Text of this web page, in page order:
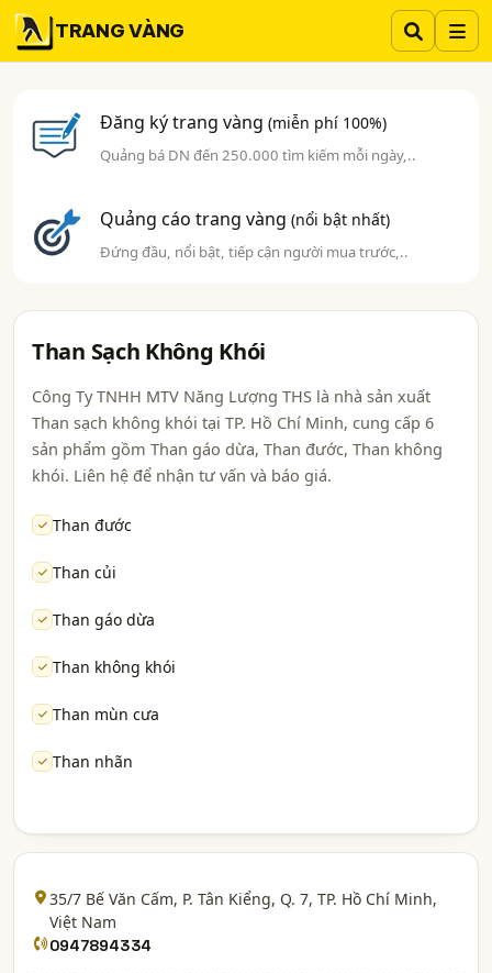
TRANG VÀNG
Đăng ký trang vàng(miễn phí 100%)
Quảng bá DN đến 250.000 tìm kiếm mỗi ngày,..
Quảng cáo trang vàng(nổi bật nhất)
Đứng đầu, nổi bật, tiếp cận người mua trước,..
Than Sạch Không Khói
Công Ty TNHH MTV Năng Lượng THS là nhà sản xuất
Than sạch không khói tại TP. Hồ Chí Minh, cung cấp 6
sản phẩm gồm Than gáo dừa, Than đước, Than không
khói. Liên hệ để nhận tư vấn và báo giá.
Than đước
Than củi
Than gáo dừa
Than không khói
Than mùn cưa
Than nhãn
35/7 Bế Văn Cấm, P. Tân Kiểng, Q. 7, TP. Hồ Chí Minh,
Việt Nam
0947894334